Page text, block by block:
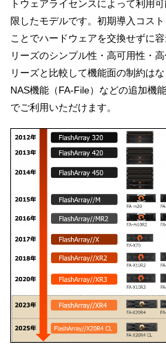
トウェアライセンスによって利用
限したモデルです。初期導入コス
ことでハードウェアを交換せずに
リーズのシンプル性・高可用性・
リーズと比較して機能面の制約は
NAS機能（FA-File）などの追加機
でご利用いただけます。